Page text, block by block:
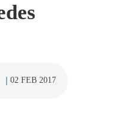
02 FEB 2017